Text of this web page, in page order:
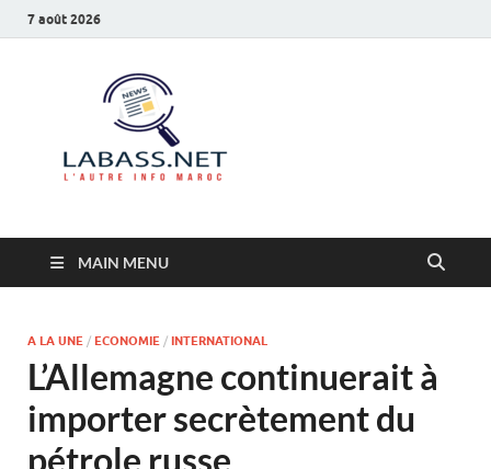
7 août 2026
MAIN MENU
A LA UNE / ECONOMIE / INTERNATIONAL
L’Allemagne continuerait à
importer secrètement du
pétrole russe